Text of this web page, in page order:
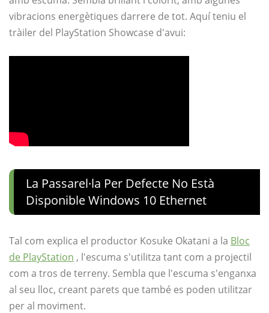
vibracions energètiques darrere de tot. Aquí teniu el
tràiler del PlayStation Showcase d'avui:
La Passarel·la Per Defecte No Està
Disponible Windows 10 Ethernet
Tal com explica el productor Kosuke Okatani a la Bloc
de PlayStation , l'escuma s'utilitza tant com a projectil
com a tros de terreny. Sembla que l'escuma s'enganxa
al seu lloc, creant parets que també es poden utilitzar
per al moviment.